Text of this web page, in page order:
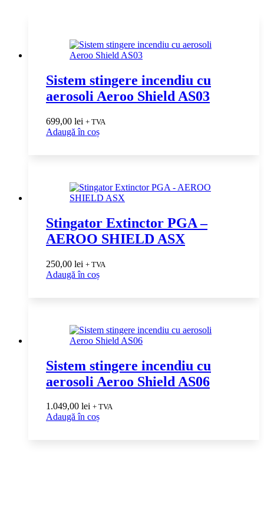
Sistem stingere incendiu cu
aerosoli Aeroo Shield AS03
699,00 lei + TVA
Adaugă în coș
Stingator Extinctor PGA –
AEROO SHIELD ASX
250,00 lei + TVA
Adaugă în coș
Sistem stingere incendiu cu
aerosoli Aeroo Shield AS06
1.049,00 lei + TVA
Adaugă în coș